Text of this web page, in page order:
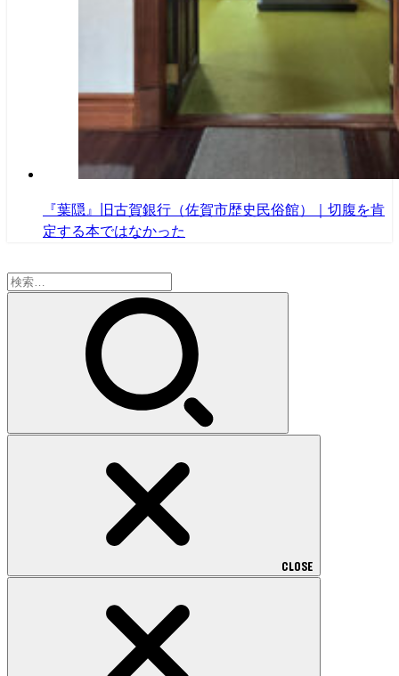
『葉隠』旧古賀銀行（佐賀市歴史民俗館）｜切腹を肯
定する本ではなかった
検
CLOSE